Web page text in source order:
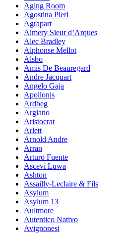
Aging Room
Agostina Pieri
Agrapart
Aimery Sieur d’Arques
Alec Bradley
Alphonse Mellot
Alsbo
Amis De Beauregard
Andre Jacquart
Angelo Gaja
Apollonis
Ardbeg
Argiano
Aristocrat
Arlett
Arnold Andre
Arran
Arturo Fuente
Ascevi Luwa
Ashton
Assailly-Leclaire & Fils
Asylum
Asylum 13
Aultmore
Autentico Nativo
Avignonesi